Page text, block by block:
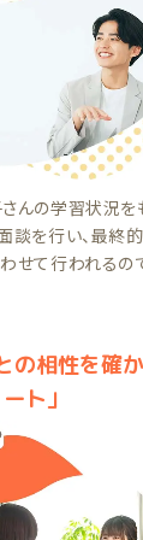
んの学習状況を
談を行い、最終
せて行われるの
の相性を確
ート」